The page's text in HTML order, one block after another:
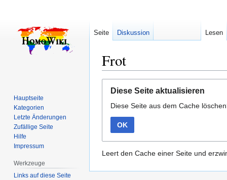
Frot
Navigation
springen
Suche
springen
Diese Seite aktualisieren
Diese Seite aus dem Cache
OK
Leert den Cache einer Seite und
Seite Diskussion Lesen
Hauptseite
Kategorien
Letzte Änderungen
Zufällige Seite
Hilfe
Impressum
Werkzeuge
Links auf diese Seite